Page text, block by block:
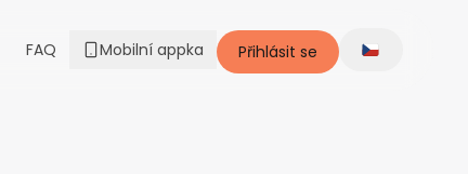
FAQ Mobilní appka Přihlásit se Change